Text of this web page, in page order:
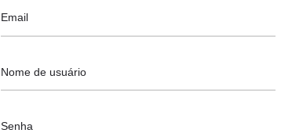
Email
Nome de usuário
Senha